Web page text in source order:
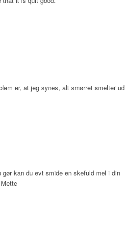
er, at jeg synes, alt smørret smelter ud
kan du evt smide en skefuld mel i din